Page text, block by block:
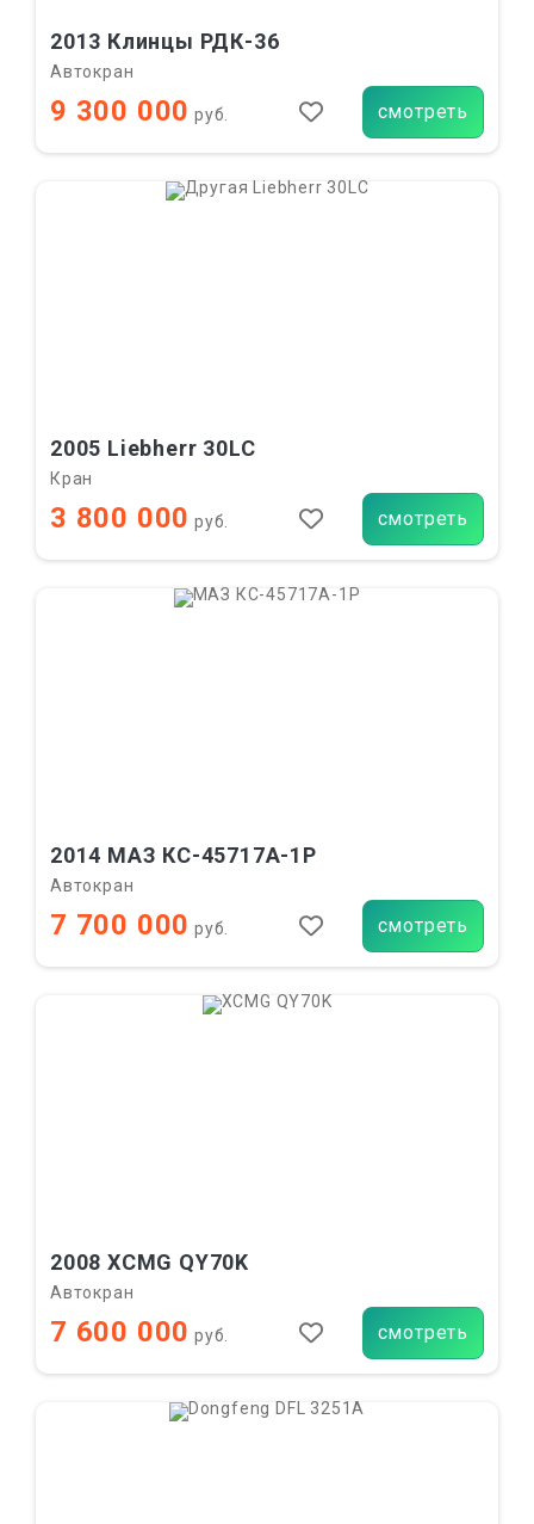
2013 Клинцы РДК-36
Автокран
9 300 000 руб. смотреть
2005 Liebherr 30LC
Кран
3 800 000 руб. смотреть
2014 МАЗ КС-45717А-1Р
Автокран
7 700 000 руб. смотреть
2008 XCMG QY70K
Автокран
7 600 000 руб. смотреть